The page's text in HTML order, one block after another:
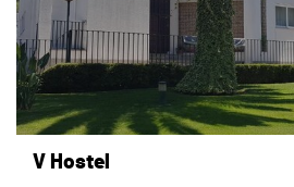
V Hostel